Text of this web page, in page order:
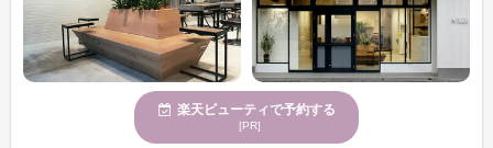
楽天ビューティで予約する
[PR]